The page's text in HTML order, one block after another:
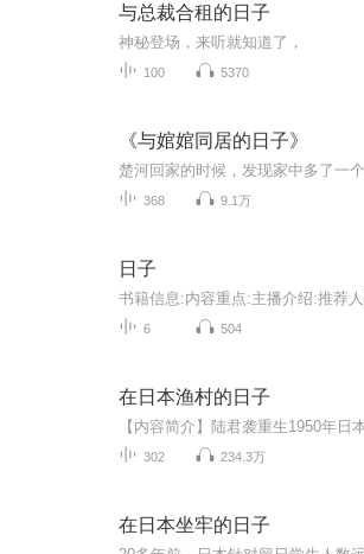
与总裁合租的日子
神秘登场，来听就知道了，
100 5370
《与婠婠同居的日子》
368 9.1万
日子
书籍信息:内容重点:主播介绍:推荐
6 504
在日本渔村的日子
302 234.3万
在日本坐牢的日子